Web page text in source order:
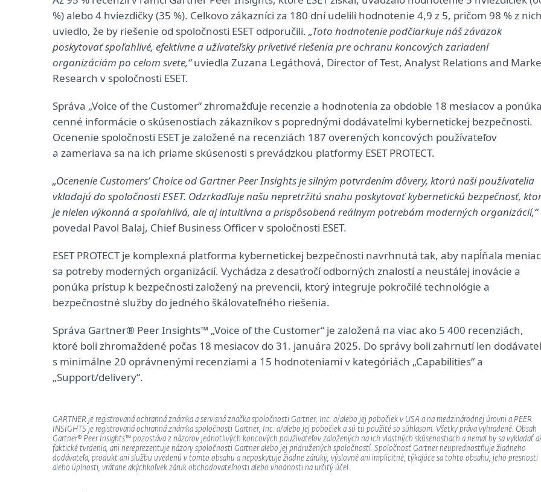
%) alebo 4 hviezdičky (35 %). Celkovo zákazníci za 180 dní udelili hodnotenie 4,9 z 5, pričom 98 % z nich
uviedlo, že by riešenie od spoločnosti ESET odporučili. „Toto hodnotenie podčiarkuje náš záväzok
poskytovať spoľahlivé, efektívne a užívateľsky prívetivé riešenia pre ochranu koncových zariadení
organizáciám po celom svete,“uviedla Zuzana Legáthová, Director of Test, Analyst Relations and
Research v spoločnosti ESET.
Správa „Voice of the Customer“ zhromažďuje recenzie a hodnotenia za obdobie 18 mesiacov a ponúka
cenné informácie o skúsenostiach zákazníkov s poprednými dodávateľmi kybernetickej bezpečnosti.
Ocenenie spoločnosti ESET je založené na recenziách 187 overených koncových používateľov
a zameriava sa na ich priame skúsenosti s prevádzkou platformy ESET PROTECT.
„Ocenenie Customers’ Choice od Gartner Peer Insights je silným potvrdením dôvery, ktorú naši používatelia
vkladajú do spoločnosti ESET. Odzrkadľuje našu nepretržitú snahu poskytovať kybernetickú bezpečnosť,
je nielen výkonná a spoľahlivá, ale aj intuitívna a prispôsobená reálnym potrebám moderných organizácií,“
povedal Pavol Balaj, Chief Business Officer v spoločnosti ESET.
ESET PROTECT je komplexná platforma kybernetickej bezpečnosti navrhnutá tak, aby napĺňala
sa potreby moderných organizácií. Vychádza z desaťročí odborných znalostí a neustálej inovácie a
ponúka prístup k bezpečnosti založený na prevencii, ktorý integruje pokročilé technológie a
bezpečnostné služby do jedného škálovateľného riešenia.
Správa Gartner® Peer Insights™ „Voice of the Customer“ je založená na viac ako 5 400 recenziách,
ktoré boli zhromaždené počas 18 mesiacov do 31. januára 2025. Do správy boli zahrnutí len
s minimálne 20 oprávnenými recenziami a 15 hodnoteniami v kategóriách „Capabilities“ a
„Support/delivery“.
GARTNER je registrovaná ochranná známka a servisná značka spoločnosti Gartner, Inc. a/alebo jej pobočiek v USA a na medzinárodnej úrovni a PEER
INSIGHTS je registrovaná ochranná známka spoločnosti Gartner, Inc. a/alebo jej pobočiek a sú tu použité so súhlasom. Všetky práva vyhradené. Obsah
Gartner® Peer Insights™ pozostáva z názorov jednotlivých koncových používateľov založených na ich vlastných skúsenostiach a nemal by sa vykladať
faktické tvrdenia, ani nereprezentuje názory spoločnosti Gartner alebo jej pridružených spoločností. Spoločnosť Gartner neuprednostňuje žiadneho
dodávateľa, produkt ani službu uvedenú v tomto obsahu a neposkytuje žiadne záruky, výslovné ani implicitné, týkajúce sa tohto obsahu, jeho presnosti
alebo úplnosti, vrátane akýchkoľvek záruk obchodovateľnosti alebo vhodnosti na určitý účel.